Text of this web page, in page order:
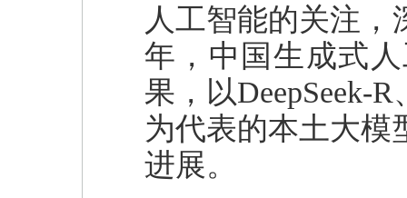
人工智能的关注，
年，中国生成式
果，以DeepSeek-
为代表的本土大模
进展。